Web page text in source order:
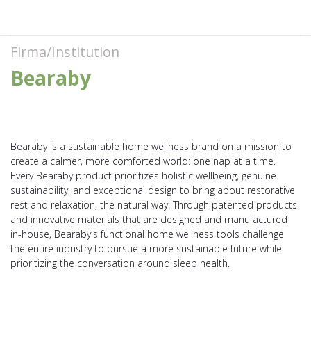
Firma/Institution
Bearaby
Bearaby is a sustainable home wellness brand on a mission to
create a calmer, more comforted world: one nap at a time.
Every Bearaby product prioritizes holistic wellbeing, genuine
sustainability, and exceptional design to bring about restorative
rest and relaxation, the natural way. Through patented products
and innovative materials that are designed and manufactured
in-house, Bearaby's functional home wellness tools challenge
the entire industry to pursue a more sustainable future while
prioritizing the conversation around sleep health.